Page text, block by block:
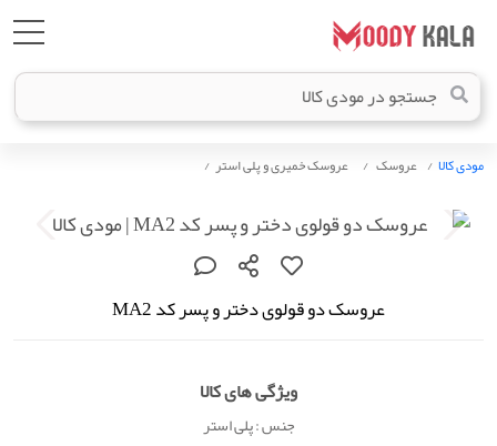
مودی کالا عروسک عروسک خمیری و پلی استر
عروسک دو قولوی دختر و پسر کد MA2
ویژگی های کالا
جنس : پلی استر